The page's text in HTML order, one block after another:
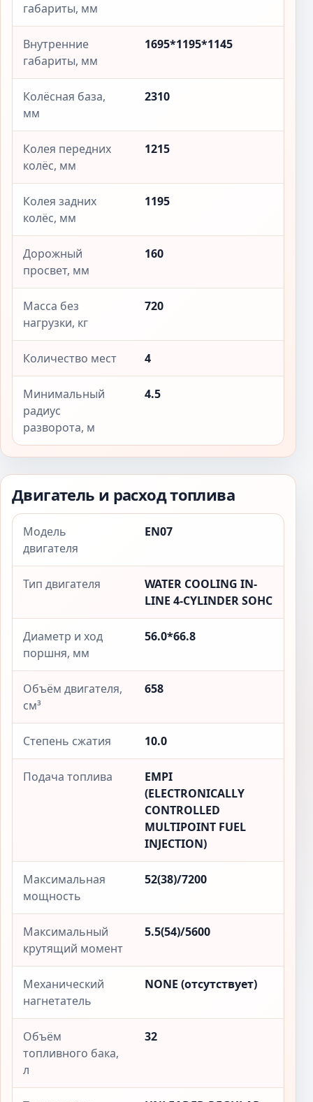
габариты, мм
Внутренние
габариты, мм
1695*1195*1145
Колёсная база,
мм
2310
Колея передних
колёс, мм
1215
Колея задних
колёс, мм
1195
Дорожный
просвет, мм
160
Масса без
нагрузки, кг
720
Количество мест 4
Минимальный
радиус
разворота, м
4.5
Двигатель и расход топлива
Модель
двигателя
EN07
Тип двигателя
WATER COOLING IN-
LINE 4-CYLINDER SOHC
Диаметр и ход
поршня, мм
56.0*66.8
Объём двигателя,
см³
658
Степень сжатия 10.0
Подача топлива
EMPI
(ELECTRONICALLY
CONTROLLED
MULTIPOINT FUEL
INJECTION)
Максимальная
мощность
52(38)/7200
Максимальный
крутящий момент
5.5(54)/5600
Механический
нагнетатель
NONE (отсутствует)
Объём
топливного бака,
л
32